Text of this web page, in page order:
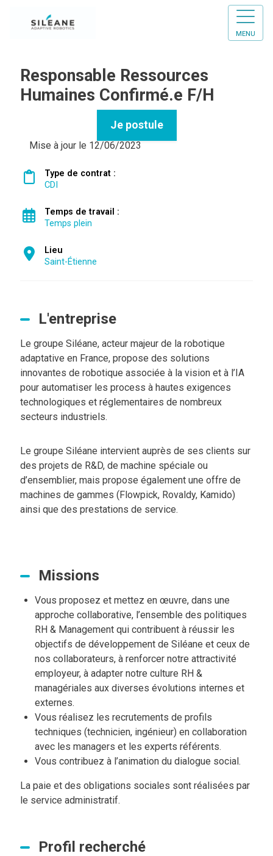
MENU
Responsable Ressources
Humaines Confirmé.e F/H
Je postule
Mise à jour le 12/06/2023
Type de contrat :
CDI
Temps de travail :
Temps plein
Lieu
Saint-Étienne
L'entreprise
Le groupe Siléane, acteur majeur de la robotique
adaptative en France, propose des solutions
innovantes de robotique associée à la vision et à l’IA
pour automatiser les process à hautes exigences
technologiques et réglementaires de nombreux
secteurs industriels.
Le groupe Siléane intervient auprès de ses clients sur
des projets de R&D, de machine spéciale ou
d’ensemblier, mais propose également une offre de
machines de gammes (Flowpick, Rovaldy, Kamido)
ainsi que des prestations de service.
Missions
Vous proposez et mettez en œuvre, dans une
approche collaborative, l’ensemble des politiques
RH & Management qui contribuent à réussir les
objectifs de développement de Siléane et ceux de
nos collaborateurs, à renforcer notre attractivité
employeur, à adapter notre culture RH &
managériales aux diverses évolutions internes et
externes.
Vous réalisez les recrutements de profils
techniques (technicien, ingénieur) en collaboration
avec les managers et les experts référents.
Vous contribuez à l’animation du dialogue social.
La paie et des obligations sociales sont réalisées par
le service administratif.
Profil recherché